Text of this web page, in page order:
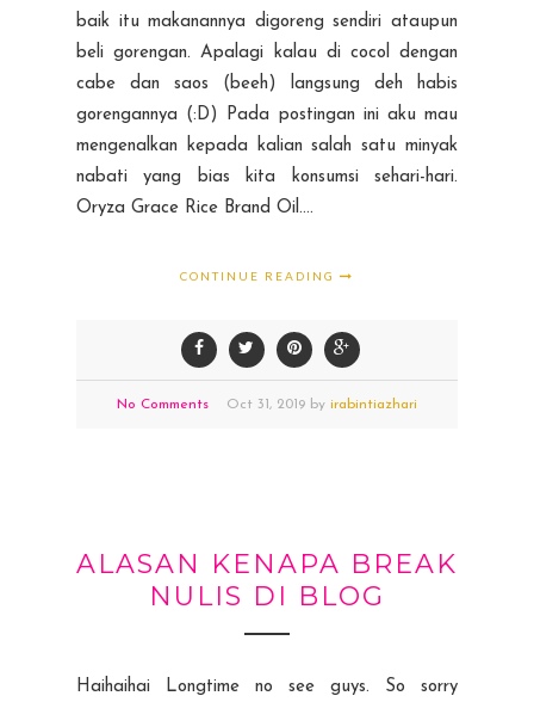
baik itu makanannya digoreng sendiri ataupun
beli gorengan. Apalagi kalau di cocol dengan
cabe dan saos (beeh) langsung deh habis
gorengannya (:D) Pada postingan ini aku mau
mengenalkan kepada kalian salah satu minyak
nabati yang bias kita konsumsi sehari-hari.
Oryza Grace Rice Brand Oil....
CONTINUE READING
No Comments Oct 31, 2019 by irabintiazhari
ALASAN KENAPA BREAK
NULIS DI BLOG
Haihaihai Longtime no see guys. So sorry